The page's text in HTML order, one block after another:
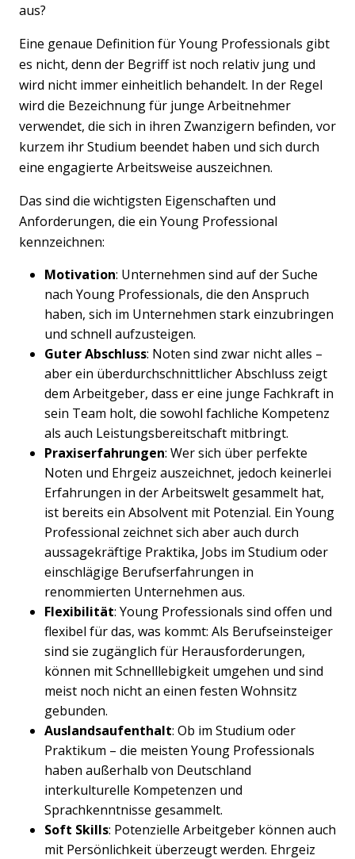
Previous
aus?
Eine genaue Definition für Young Professionals gibt
es nicht, denn der Begriff ist noch relativ jung und
wird nicht immer einheitlich behandelt. In der Regel
wird die Bezeichnung für junge Arbeitnehmer
verwendet, die sich in ihren Zwanzigern befinden, vor
kurzem ihr Studium beendet haben und sich durch
eine engagierte Arbeitsweise auszeichnen.
Das sind die wichtigsten Eigenschaften und
Anforderungen, die ein Young Professional
kennzeichnen:
Motivation: Unternehmen sind auf der Suche
nach Young Professionals, die den Anspruch
haben, sich im Unternehmen stark einzubringen
und schnell aufzusteigen.
Guter Abschluss: Noten sind zwar nicht alles –
aber ein überdurchschnittlicher Abschluss zeigt
dem Arbeitgeber, dass er eine junge Fachkraft in
sein Team holt, die sowohl fachliche Kompetenz
als auch Leistungsbereitschaft mitbringt.
Praxiserfahrungen: Wer sich über perfekte
Noten und Ehrgeiz auszeichnet, jedoch keinerlei
Erfahrungen in der Arbeitswelt gesammelt hat,
ist bereits ein Absolvent mit Potenzial. Ein Young
Professional zeichnet sich aber auch durch
aussagekräftige Praktika, Jobs im Studium oder
einschlägige Berufserfahrungen in
renommierten Unternehmen aus.
Flexibilität: Young Professionals sind offen und
flexibel für das, was kommt: Als Berufseinsteiger
sind sie zugänglich für Herausforderungen,
können mit Schnelllebigkeit umgehen und sind
meist noch nicht an einen festen Wohnsitz
gebunden.
Auslandsaufenthalt: Ob im Studium oder
Praktikum – die meisten Young Professionals
haben außerhalb von Deutschland
interkulturelle Kompetenzen und
Sprachkenntnisse gesammelt.
Soft Skills: Potenzielle Arbeitgeber können auch
mit Persönlichkeit überzeugt werden. Ehrgeiz